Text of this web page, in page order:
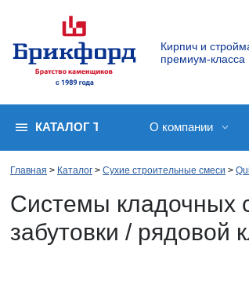
Кирпич и
премиум-класса
КАТАЛОГ ТОВАРОВО компании
Главная Каталог Сухие строительные смеси
Системы кладочных
забутовки / рядовой